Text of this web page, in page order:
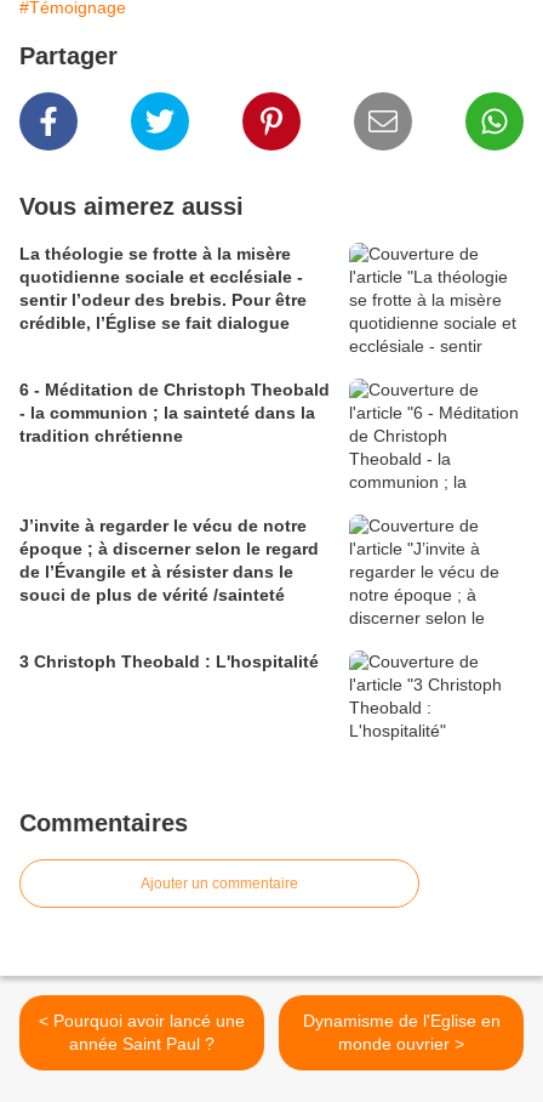
#Témoignage
Partager
Vous aimerez aussi
La théologie se frotte à la misère
quotidienne sociale et ecclésiale -
sentir l’odeur des brebis. Pour être
crédible, l’Église se fait dialogue
6 - Méditation de Christoph Theobald
- la communion ; la sainteté dans la
tradition chrétienne
J’invite à regarder le vécu de notre
époque ; à discerner selon le regard
de l’Évangile et à résister dans le
souci de plus de vérité /sainteté
3 Christoph Theobald : L'hospitalité
Commentaires
Ajouter un commentaire
< Pourquoi avoir lancé une
année Saint Paul ?
Dynamisme de l'Eglise en
monde ouvrier >